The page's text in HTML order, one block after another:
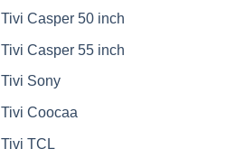
Tivi Casper 50 inch
Tivi Casper 55 inch
Tivi Sony
Tivi Coocaa
Tivi TCL